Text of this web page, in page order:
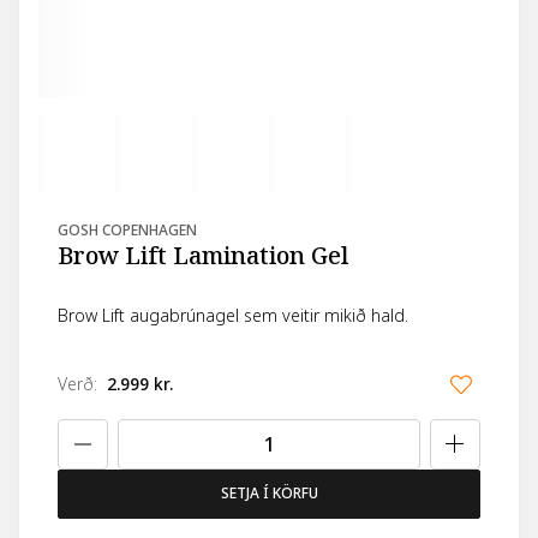
GOSH COPENHAGEN
Brow Lift Lamination Gel
Brow Lift augabrúnagel sem veitir mikið hald.
Verð: 2.999 kr.
SETJA Í KÖRFU